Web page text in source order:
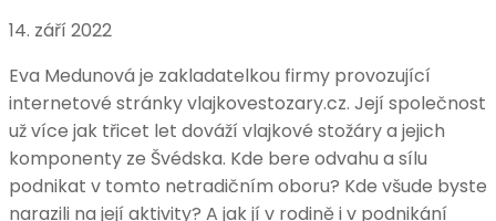
14. září 2022
Eva Medunová je zakladatelkou firmy provozující
internetové stránky vlajkovestozary.cz. Její společnost
už více jak třicet let dováží vlajkové stožáry a jejich
komponenty ze Švédska. Kde bere odvahu a sílu
podnikat v tomto netradičním oboru? Kde všude byste
narazili na její aktivity? A jak jí v rodině i v podnikání